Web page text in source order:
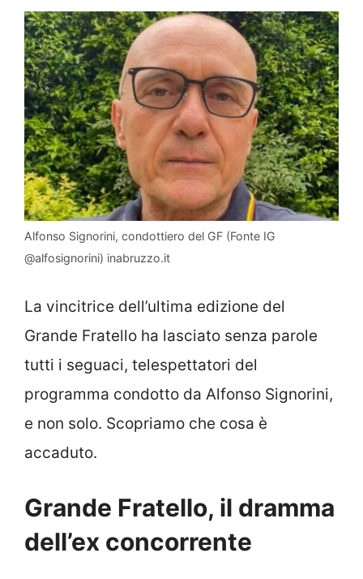
Alfonso Signorini, condottiero del GF (Fonte IG
@alfosignorini) inabruzzo.it
La vincitrice dell’ultima edizione del
Grande Fratello ha lasciato senza parole
tutti i seguaci, telespettatori del
programma condotto da Alfonso Signorini,
e non solo. Scopriamo che cosa è
accaduto.
Grande Fratello, il dramma
dell’ex concorrente